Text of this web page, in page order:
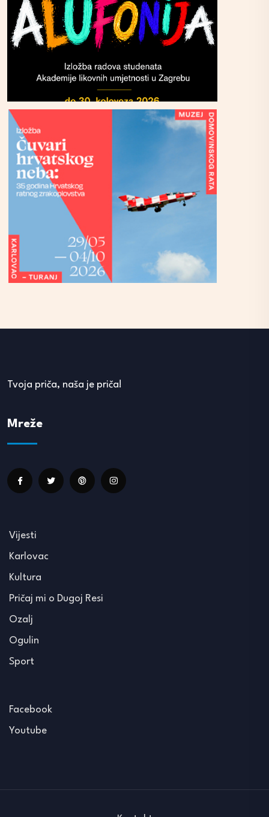
Tvoja priča, naša je priča!
Mreže
Vijesti
Karlovac
Kultura
Pričaj mi o Dugoj Resi
Ozalj
Ogulin
Sport
Facebook
Youtube